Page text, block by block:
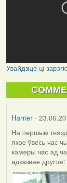
Увайдзіцеці
Harrier-
На першым
якое ўвесь час
камеры час ад
адказвае другое: